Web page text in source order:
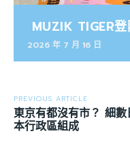
MUZIK TIGER
2026 年 7 月 16 日
PREVIOUS ARTICLE
東京有都沒有市？ 細數
本行政區組成